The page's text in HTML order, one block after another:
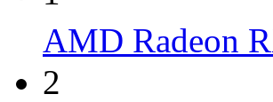
AMD Radeon
2